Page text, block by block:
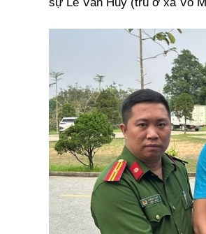
Xi nhan Trái Phải
Bạn đọc viết